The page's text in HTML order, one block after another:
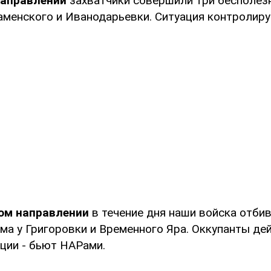
и Иванодарьевки. Ситуация
направлении в течение дня наши войска
у Григоровки и Временного Яра. Оккупанты
- бьют НАРами.